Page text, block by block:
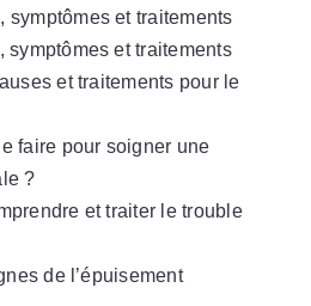
symptômes et traitements
symptômes et traitements
et traitements pour le
faire pour soigner une
?
et traiter le trouble
de l’épuisement